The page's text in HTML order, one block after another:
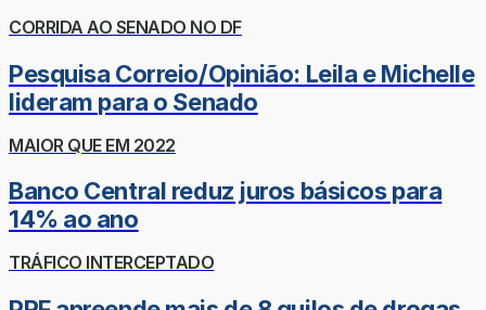
CORRIDA AO SENADO NO DF
Pesquisa Correio/Opinião: Leila e Michelle
lideram para o Senado
MAIOR QUE EM 2022
Banco Central reduz juros básicos para
14% ao ano
TRÁFICO INTERCEPTADO